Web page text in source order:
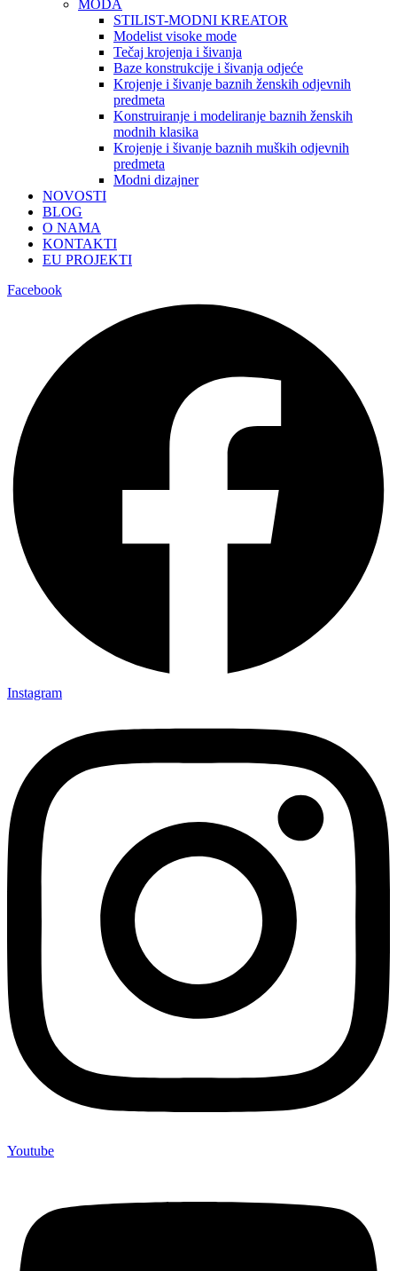
MODA
STILIST-MODNI KREATOR
Modelist visoke mode
Tečaj krojenja i šivanja
Baze konstrukcije i šivanja odjeće
Krojenje i šivanje baznih ženskih odjevnih
predmeta
Konstruiranje i modeliranje baznih ženskih
modnih klasika
Krojenje i šivanje baznih muških odjevnih
predmeta
Modni dizajner
NOVOSTI
BLOG
O NAMA
KONTAKTI
EU PROJEKTI
Facebook
Instagram
Youtube